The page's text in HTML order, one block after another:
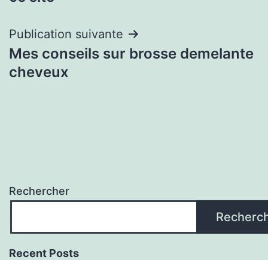
Publication suivante
Mes conseils sur brosse demelante
cheveux
Rechercher
Recent Posts